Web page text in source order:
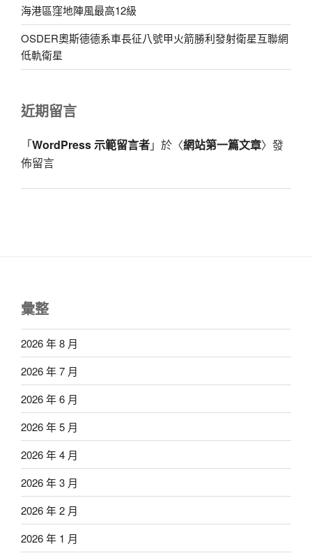
海港區窪地陣風最高12級
OSDER奧斯德德系車長征八號甲火箭勝利發射衛星互聯網
低軌衛星
近期留言
「WordPress 示範留言者」於〈網站第一篇文章〉發
佈留言
彙整
2026 年 8 月
2026 年 7 月
2026 年 6 月
2026 年 5 月
2026 年 4 月
2026 年 3 月
2026 年 2 月
2026 年 1 月